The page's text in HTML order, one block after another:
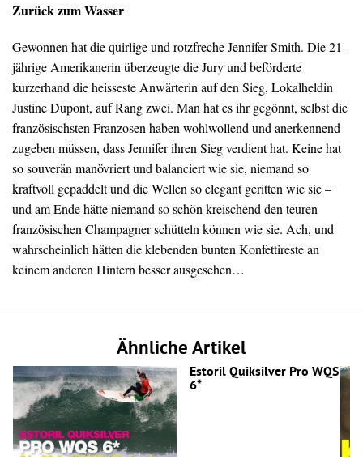
Zurück zum Wasser
Gewonnen hat die quirlige und rotzfreche Jennifer Smith. Die 21-
jährige Amerikanerin überzeugte die Jury und beförderte
kurzerhand die heisseste Anwärterin auf den Sieg, Lokalheldin
Justine Dupont, auf Rang zwei. Man hat es ihr gegönnt, selbst die
französischsten Franzosen haben wohlwollend und anerkennend
zugeben müssen, dass Jennifer ihren Sieg verdient hat. Keine hat
so souverän manövriert und balanciert wie sie, niemand so
kraftvoll gepaddelt und die Wellen so elegant geritten wie sie –
und am Ende hätte niemand so schön kreischend den teuren
französischen Champagner schütteln können wie sie. Ach, und
wahrscheinlich hätten die klebenden bunten Konfettireste an
keinem anderen Hintern besser ausgesehen…
Ähnliche Artikel
Estoril Quiksilver Pro WQS
6*